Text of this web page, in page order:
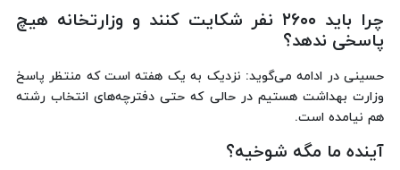
چرا باید ۲۶۰۰ نفر شکایت کنند و وزارتخانه هیچ
پاسخی ندهد؟
حسینی در ادامه می‌گوید: نزدیک به یک هفته است که منتظر پاسخ
وزارت بهداشت هستیم در حالی که حتی دفترچه‌های انتخاب رشته
هم نیامده است.
آینده ما مگه شوخیه؟